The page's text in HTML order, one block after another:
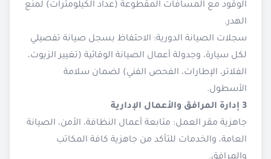
الوقود مع المسافات المقطوعة (عداد الكيلومترات) لمنع
الهدر.
سجلات الصيانة الدورية: الاحتفاظ بسجل صيانة تفصيلي
لكل سيارة، وجدولة أعمال الصيانة الوقائية (تغيير الزيوت،
الفلاتر، الإطارات، الفحص الفني) لضمان سلامة
الأسطول.
3 إدارة المرافق والأعمال الإدارية
جاهزية مقر العمل: متابعة أعمال النظافة، الأمن، الصيانة
العامة، والخدمات للتأكد من جاهزية كافة المكاتب